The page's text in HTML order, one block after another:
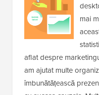
mai
aflat despre
am ajutat multe
îmbunătățească